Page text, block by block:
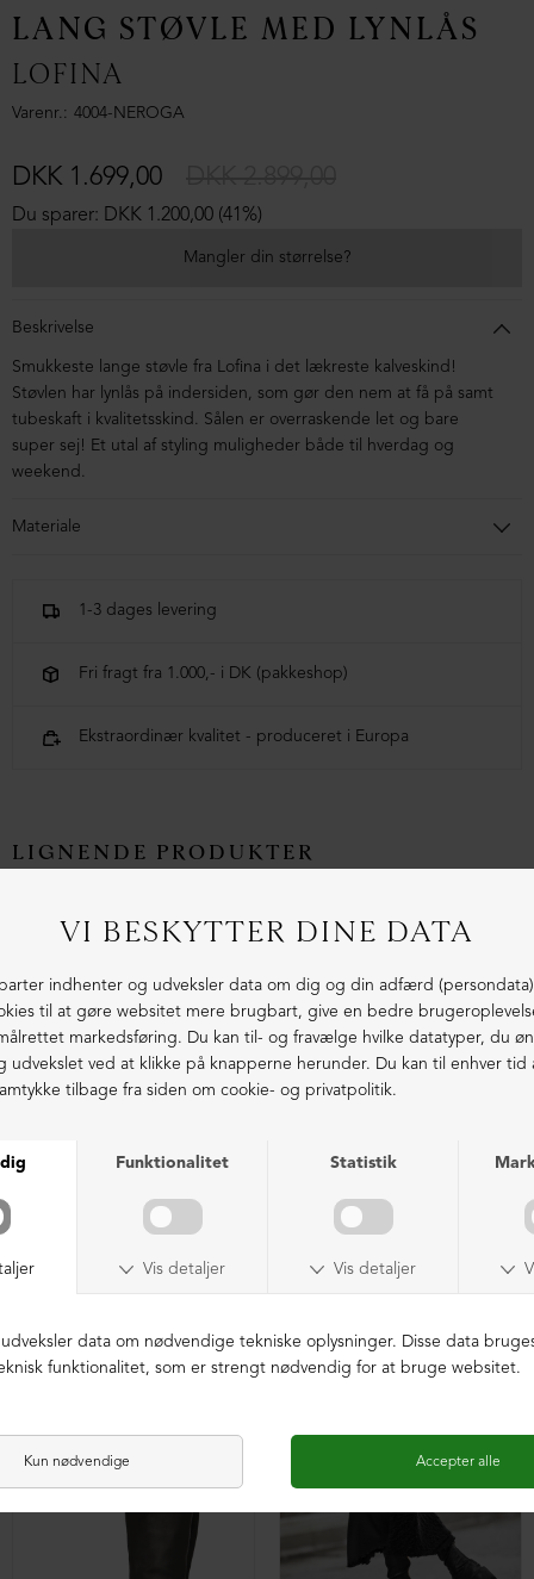
LANG STØVLE MED LYNLÅS
LOFINA
Varenr. 4004-NEROGA
Du sparer: DKK 1.200,00 (41%)
DKK 1.699,00
Mangler din størrelse?
Beskrivelse
Smukkeste lange støvle fra Lofina i det lækreste kalveskind!
Støvlen har lynlås på indersiden, som gør den nem at få på samt
tubeskaft i kvalitetsskind. Sålen er overraskende let og bare
super sej! Et utal af styling muligheder både til hverdag og
weekend.
Materiale
1-3 dages levering
Fri fragt fra 1.000,- i DK (pakkeshop)
Ekstraordinær kvalitet - produceret i Europa
LIGNENDE PRODUKTER
Lang støvle med lynlås
DKK 3.399,00
Lang støvle med høj sål
DKK 4.399,00